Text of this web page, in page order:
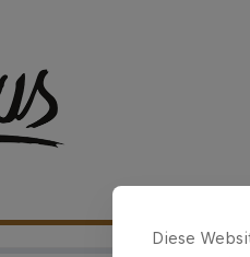
Diese